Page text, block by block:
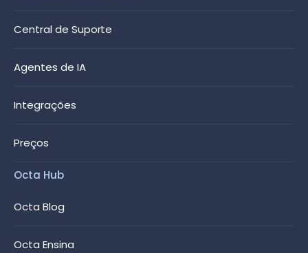
Central de Suporte
Agentes de IA
Integrações
Preços
Octa Hub
Octa Blog
Octa Ensina